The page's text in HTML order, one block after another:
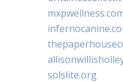
solslite.org